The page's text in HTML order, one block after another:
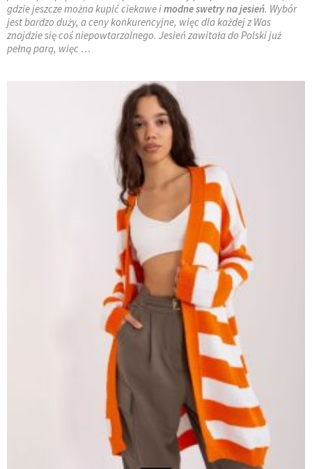
gdzie jeszcze można kupić ciekawe imodne swetry na jesień. Wybór
jest bardzo duży, a ceny konkurencyjne, więc dla każdej z Was
znajdzie się coś niepowtarzalnego. Jesień zawitała do Polski już
pełną parą, więc …